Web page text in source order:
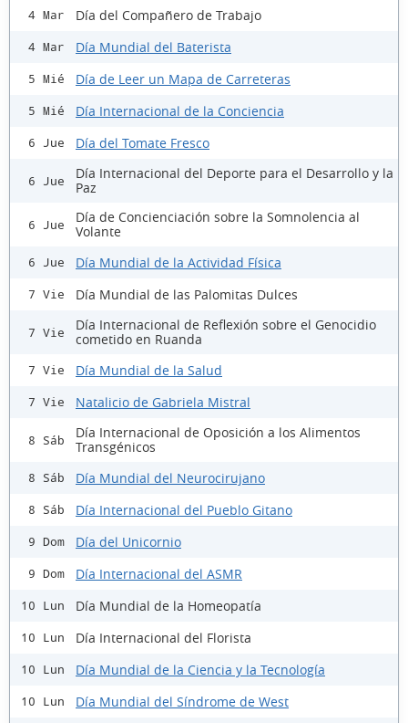
4 Mar Día del Compañero de Trabajo
4 Mar Día Mundial del Baterista
5 Mié Día de Leer un Mapa de Carreteras
5 Mié Día Internacional de la Conciencia
6 Jue Día del Tomate Fresco
6 Jue
Día Internacional del Deporte para el Desarrollo y la
Paz
6 Jue
Día de Concienciación sobre la Somnolencia al
Volante
6 Jue Día Mundial de la Actividad Física
7 Vie Día Mundial de las Palomitas Dulces
7 Vie
Día Internacional de Reflexión sobre el Genocidio
cometido en Ruanda
7 Vie Día Mundial de la Salud
7 Vie Natalicio de Gabriela Mistral
8 Sáb
Día Internacional de Oposición a los Alimentos
Transgénicos
8 Sáb Día Mundial del Neurocirujano
8 Sáb Día Internacional del Pueblo Gitano
9 Dom Día del Unicornio
9 Dom Día Internacional del ASMR
10 Lun Día Mundial de la Homeopatía
10 Lun Día Internacional del Florista
10 Lun Día Mundial de la Ciencia y la Tecnología
10 Lun Día Mundial del Síndrome de West